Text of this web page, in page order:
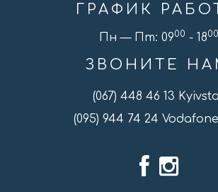
ГРАФИК
Пн — Пт: 0900 - 1800
ЗВОНИТЕ
(067) 448 46 13
(095) 944 74 24